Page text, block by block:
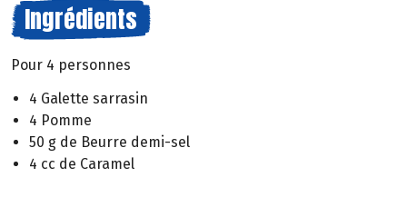
Ingrédients
Pour 4 personnes
4 Galette sarrasin
4 Pomme
50 g de Beurre demi-sel
4 cc de Caramel